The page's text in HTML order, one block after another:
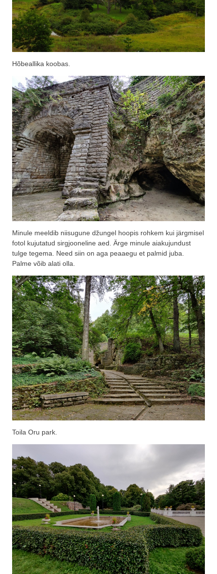
Hõbeallika koobas.
Minule meeldib niisugune džungel hoopis rohkem kui järgmisel
fotol kujutatud sirgjooneline aed. Ärge minule aiakujundust
tulge tegema. Need siin on aga peaaegu et palmid juba.
Palme võib alati olla.
Toila Oru park.